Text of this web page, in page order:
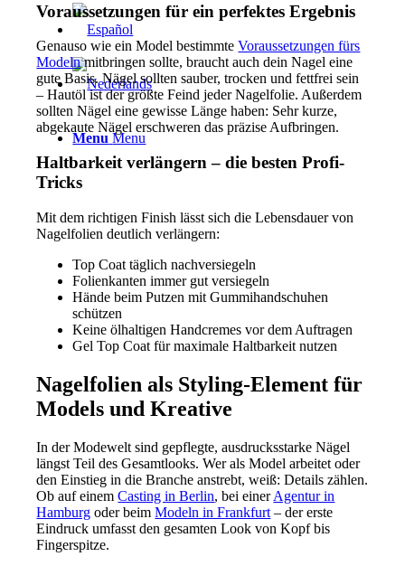
Menu Menu
Voraussetzungen für ein perfektes Ergebnis
Genauso wie ein Model bestimmteVoraussetzungen fürs
Modelnmitbringen sollte, braucht auch dein Nagel eine
gute Basis. Nägel sollten sauber, trocken und fettfrei sein
– Hautöl ist der größte Feind jeder Nagelfolie. Außerdem
sollten Nägel eine gewisse Länge haben: Sehr kurze,
abgekaute Nägel erschweren das präzise Aufbringen.
Haltbarkeit verlängern – die besten Profi-
Tricks
Mit dem richtigen Finish lässt sich die Lebensdauer von
Nagelfolien deutlich verlängern:
Top Coat täglich nachversiegeln
Folienkanten immer gut versiegeln
Hände beim Putzen mit Gummihandschuhen
schützen
Keine ölhaltigen Handcremes vor dem Auftragen
Gel Top Coat für maximale Haltbarkeit nutzen
Nagelfolien als Styling-Element für
Models und Kreative
In der Modewelt sind gepflegte, ausdrucksstarke Nägel
längst Teil des Gesamtlooks. Wer als Model arbeitet oder
den Einstieg in die Branche anstrebt, weiß: Details zählen.
Ob auf einemCasting in Berlin, bei einerAgentur in
Hamburg oder beimModeln in Frankfurt – der erste
Eindruck umfasst den gesamten Look von Kopf bis
Fingerspitze.